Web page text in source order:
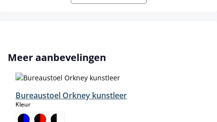
Productgalerij overslaan
Meer aanbevelingen
Bureaustoel Orkney kunstleer
Kleurselect